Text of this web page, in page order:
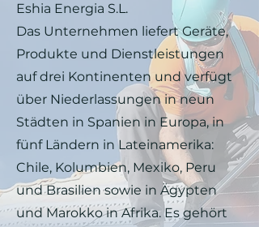
Eshia Energia S.L.
Das Unternehmen liefert Geräte,
Produkte und Dienstleistungen
auf drei Kontinenten und verfügt
über Niederlassungen in neun
Städten in Spanien in Europa, in
fünf Ländern in Lateinamerika:
Chile, Kolumbien, Mexiko, Peru
und Brasilien sowie in Ägypten
und Marokko in Afrika. Es gehört